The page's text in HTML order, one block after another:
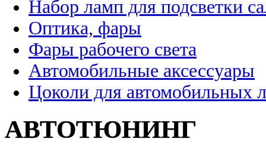
Набор ламп для подсветки
Оптика, фары
Фары рабочего света
Автомобильные аксессуары
Цоколи для автомобильных
АВТОТЮНИНГ